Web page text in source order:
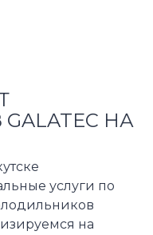
НА
услуги по
на